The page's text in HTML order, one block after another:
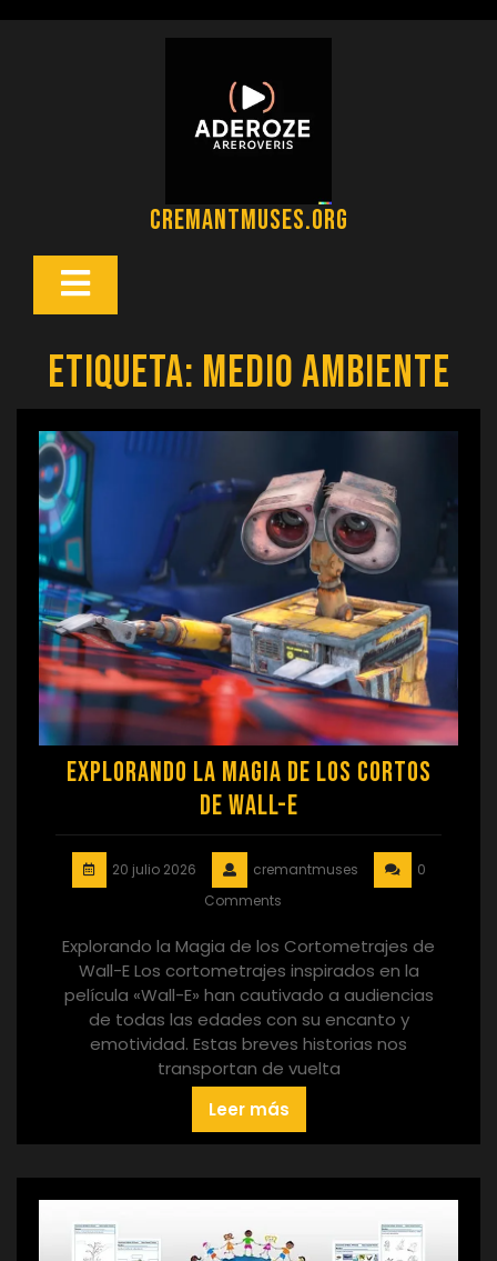
cremantmuses.org
Botón
Etiqueta: medio ambiente
Explorando la Magia de los Cortos
de Wall-E
20 julio 2026 cremantmuses
0
Comments
Explorando la Magia de los Cortometrajes de
Wall-E Los cortometrajes inspirados en la
película «Wall-E» han cautivado a audiencias
de todas las edades con su encanto y
emotividad. Estas breves historias nos
transportan de vuelta
Leer más